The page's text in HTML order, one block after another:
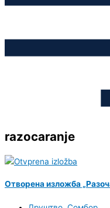
razocaranje
Отворена изложба